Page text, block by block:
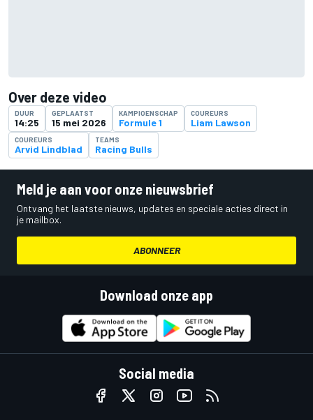
Over deze video
DUUR
14:25
GEPLAATST
15 mei 2026
KAMPIOENSCHAP
Formule 1
COUREURS
Liam Lawson
COUREURS
Arvid Lindblad
TEAMS
Racing Bulls
Meld je aan voor onze nieuwsbrief
Ontvang het laatste nieuws, updates en speciale acties direct in
je mailbox.
ABONNEER
Download onze app
Social media